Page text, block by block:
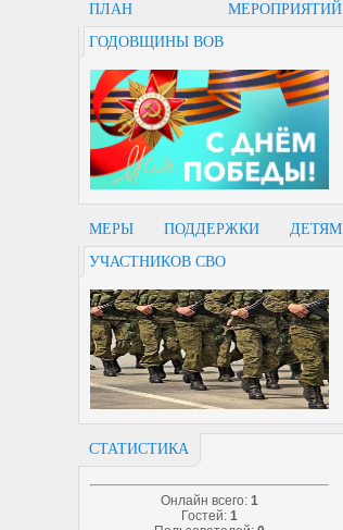
ПЛАН МЕРОПРИЯТИЙ
ГОДОВЩИНЫ ВОВ
МЕРЫ ПОДДЕРЖКИ ДЕТЯМ
УЧАСТНИКОВ СВО
СТАТИСТИКА
Онлайн всего: 1
Гостей: 1